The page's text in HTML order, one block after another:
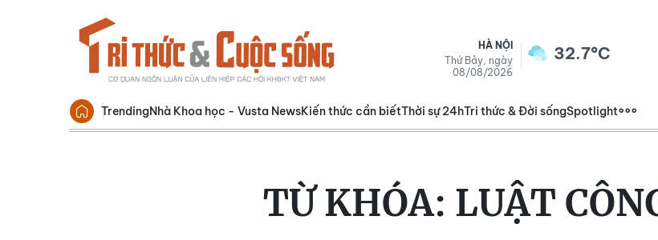
HÀ NỘI
Thứ Bảy, ngày
08/08/2026
32.7°C
TrendingNhà Khoa học - Vusta NewsKiến thức cần biếtThời sự 24hTri thức & Đời sốngSpotlight
TỪ KHÓA: LUẬT